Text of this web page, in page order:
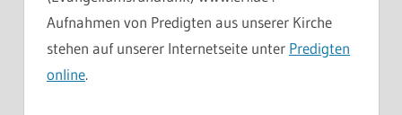
Aufnahmen von Predigten aus unserer Kirche
stehen auf unserer Internetseite unter Predigten
online.